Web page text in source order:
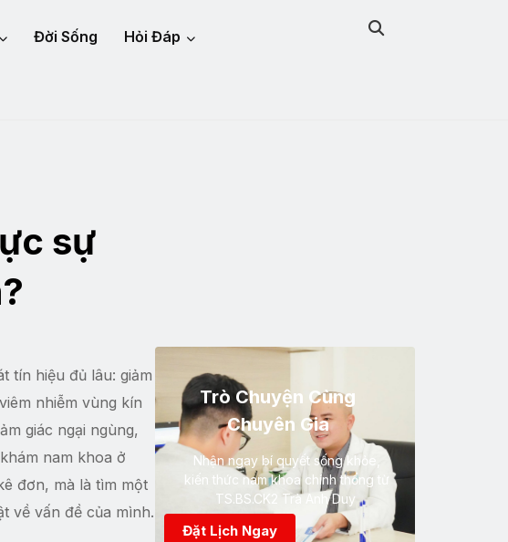
Đời Sống Hỏi Đáp
sự
tín hiệu đủ lâu: giảm
nhiễm vùng kín
giác ngại ngùng,
nam khoa ở
đơn, mà là tìm một
về vấn đề của mình.
Trò Chuyện Cùng
Chuyên Gia
Nhận ngay bí quyết sống khỏe,
kiến thức nam khoa chính thống từ
TS.BS.CK2 Trà Anh Duy
Đặt Lịch Ngay